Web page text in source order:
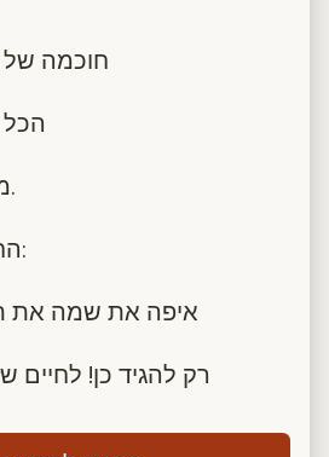
חוכמה של
הכל
מחכה שנחזור אליו.
החוכמה היא לבחור:
.איפה את שמה את
רק להגיד כן! לחיים